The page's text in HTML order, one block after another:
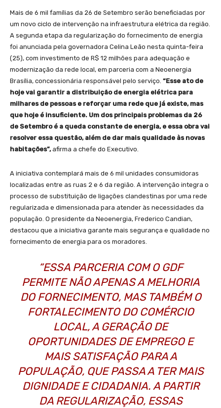
Mais de 6 mil famílias da 26 de Setembro serão beneficiadas por
um novo ciclo de intervenção na infraestrutura elétrica da região.
A segunda etapa da regularização do fornecimento de energia
foi anunciada pela governadora Celina Leão nesta quinta-feira
(25), com investimento de R$ 12 milhões para adequação e
modernização da rede local, em parceria com a Neoenergia
Brasília, concessionária responsável pelo serviço. “Esse ato de
hoje vai garantir a distribuição de energia elétrica para
milhares de pessoas e reforçar uma rede que já existe, mas
que hoje é insuficiente. Um dos principais problemas da 26
de Setembro é a queda constante de energia, e essa obra vai
resolver essa questão, além de dar mais qualidade às novas
habitações”,afirma a chefe do Executivo.
A iniciativa contemplará mais de 6 mil unidades consumidoras
localizadas entre as ruas 2 e 6 da região. A intervenção integra o
processo de substituição de ligações clandestinas por uma rede
regularizada e dimensionada para atender às necessidades da
população. O presidente da Neoenergia, Frederico Candian,
destacou que a iniciativa garante mais segurança e qualidade no
fornecimento de energia para os moradores.
“ESSA PARCERIA COM O GDF
PERMITE NÃO APENAS A MELHORIA
DO FORNECIMENTO, MAS TAMBÉM O
FORTALECIMENTO DO COMÉRCIO
LOCAL, A GERAÇÃO DE
OPORTUNIDADES DE EMPREGO E
MAIS SATISFAÇÃO PARA A
POPULAÇÃO, QUE PASSA A TER MAIS
DIGNIDADE E CIDADANIA. A PARTIR
DA REGULARIZAÇÃO, ESSAS